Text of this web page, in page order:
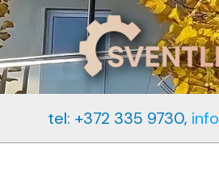
Перейти
к
содержимому
tel: +372 335 9730,